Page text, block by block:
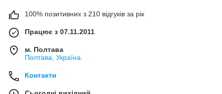
100% позитивних з 210 відгуків за рік
Працює з 07.11.2011
м. Полтава
Полтава, Україна
Контакти